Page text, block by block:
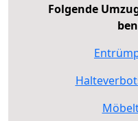
Folgende